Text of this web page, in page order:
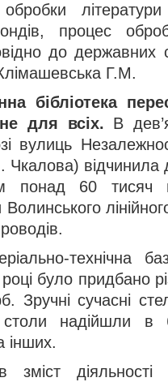
процес
до державних
Г.М.
бібліотека
для всіх. В
вулиць
відчинила
понад 60 тисяч
технічна
було придбано
Зручні сучасні
столи надійшли в
інших.
зміст